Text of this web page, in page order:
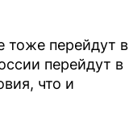
тоже перейдут в
перейдут в
что и